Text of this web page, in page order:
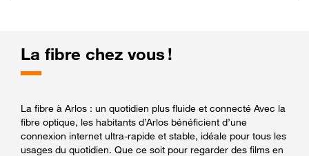
La fibre chez vous !
La fibre à Arlos : un quotidien plus fluide et connecté Avec la
fibre optique, les habitants d’Arlos bénéficient d’une
connexion internet ultra-rapide et stable, idéale pour tous les
usages du quotidien. Que ce soit pour regarder des films en